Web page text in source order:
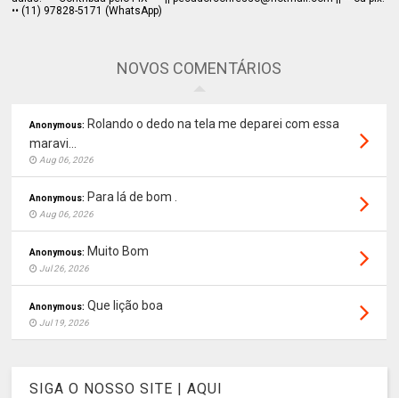
•• (11) 97828-5171 (WhatsApp)
NOVOS COMENTÁRIOS
Anonymous: Rolando o dedo na tela me deparei com essa
maravi...
Aug 06, 2026
Anonymous: Para lá de bom .
Aug 06, 2026
Anonymous: Muito Bom
Jul 26, 2026
Anonymous: Que lição boa
Jul 19, 2026
SIGA O NOSSO SITE | AQUI